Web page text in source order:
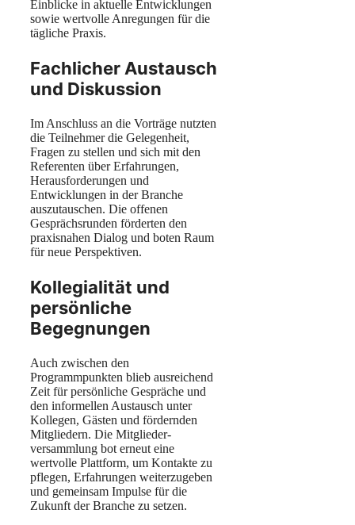
Einblicke in aktuelle Entwicklungen
sowie wertvolle Anregungen für die
tägliche Praxis.
Fachlicher Austausch
und Diskussion
Im Anschluss an die Vorträge nutzten
die Teilnehmer die Gelegenheit,
Fragen zu stellen und sich mit den
Referenten über Erfahrungen,
Herausforderungen und
Entwicklungen in der Branche
auszutauschen. Die offenen
Gesprächsrunden förderten den
praxisnahen Dialog und boten Raum
für neue Perspektiven.
Kollegialität und
persönliche
Begegnungen
Auch zwischen den
Programmpunkten blieb ausreichend
Zeit für persönliche Gespräche und
den informellen Austausch unter
Kollegen, Gästen und fördernden
Mitgliedern. Die Mitglieder­
versammlung bot erneut eine
wertvolle Plattform, um Kontakte zu
pflegen, Erfahrungen weiterzugeben
und gemeinsam Impulse für die
Zukunft der Branche zu setzen.